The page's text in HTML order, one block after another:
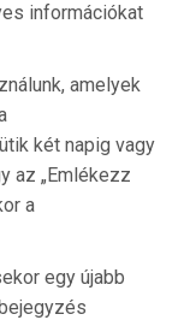
információkat
amelyek
két napig vagy
az „Emlékezz
a
egy újabb